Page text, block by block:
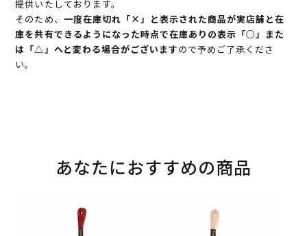
提供いたしております。
そのため、 一度在庫切れ「×」と表示された商品が実店舗と在
庫を共有できるようになった時点で在庫ありの表示「○」また
は「△」へと変わる場合がございますので予めご了承くださ
い。
あなたにおすすめの商品